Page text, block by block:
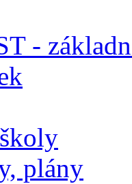
-
plány